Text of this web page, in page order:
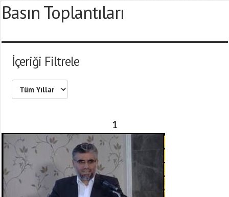
Basın Toplantıları
İçeriği Filtrele
1
Yaşadığınız Hatanın Ayrıntıları